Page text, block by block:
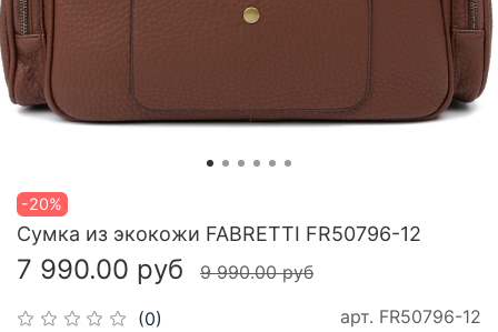
-20%
(0) арт. FR50796-12
Сумка из экокожи FABRETTI FR50796-12
7 990.00 руб 9 990.00 руб